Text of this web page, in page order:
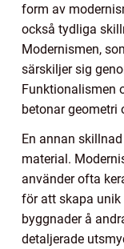
form av
också tydliga
Modernismen,
särskiljer sig
Funktionalismen
betonar geometri
En annan
material.
använder ofta
för att skapa
byggnader å
detaljerade